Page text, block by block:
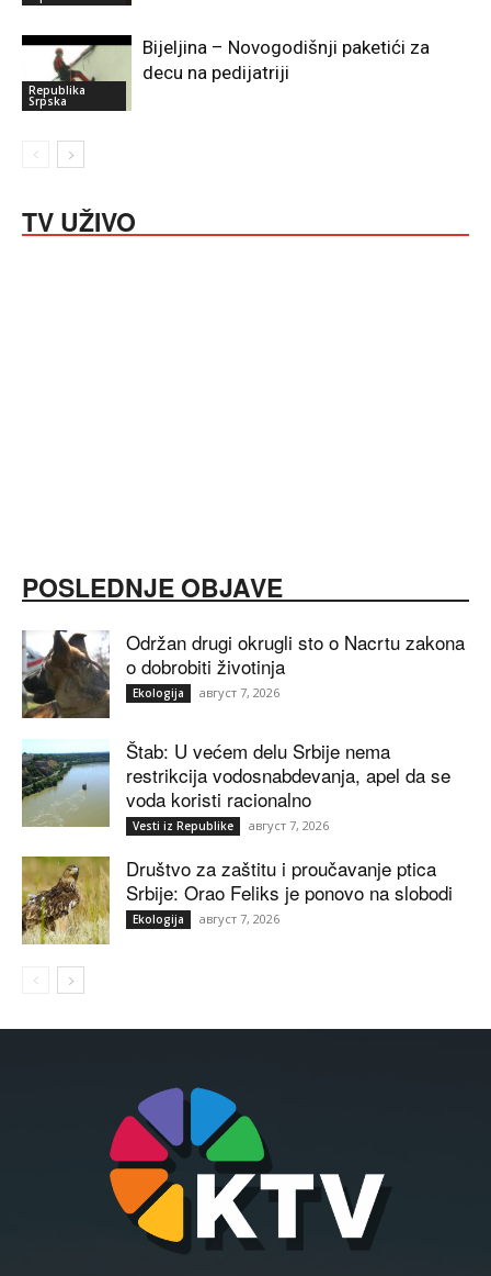
Republika
Srpska
Bijeljina – Novogodišnji paketići za
decu na pedijatriji
TV UŽIVO
POSLEDNJE OBJAVE
Održan drugi okrugli sto o Nacrtu zakona
o dobrobiti životinja
Ekologija август 7, 2026
Štab: U većem delu Srbije nema
restrikcija vodosnabdevanja, apel da se
voda koristi racionalno
Vesti iz Republike август 7, 2026
Društvo za zaštitu i proučavanje ptica
Srbije: Orao Feliks je ponovo na slobodi
Ekologija август 7, 2026